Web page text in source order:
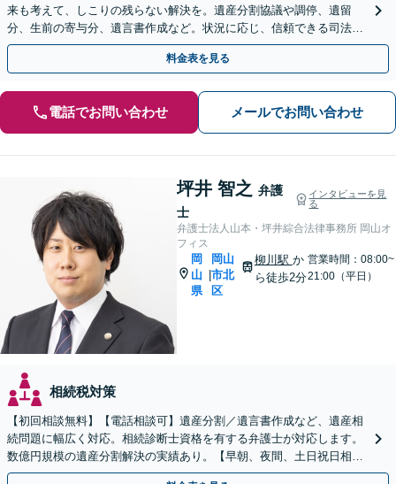
来も考えて、しこりの残らない解決を。遺産分割協議や調停、遺留
分、生前の寄与分、遺言書作成など。状況に応じ、信頼できる司法書
士・税理士をご紹介します【WEB面談＆出張相談可】
料金表を見る
電話でお問い合わせ メールでお問い合わせ
坪井 智之 弁護
士
インタビューを見
る
弁護士法人山本・坪井綜合法律事務所 岡山オ
フィス
岡
山
県
岡山
市北
区
柳川駅 か
ら徒歩2分
営業時間：08:00~
21:00（平日）
相続税対策
【初回相談無料】【電話相談可】遺産分割／遺言書作成など、遺産相
続問題に幅広く対応。相続診断士資格を有する弁護士が対応します。
数億円規模の遺産分割解決の実績あり。【早朝、夜間、土日祝日相談
対応】【カード払い可】